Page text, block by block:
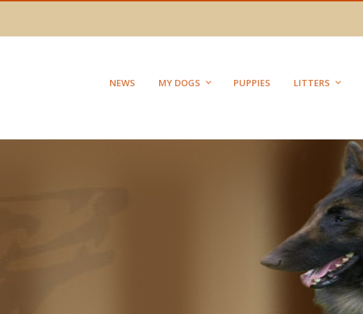
NEWS MY DOGS PUPPIES LITTERS